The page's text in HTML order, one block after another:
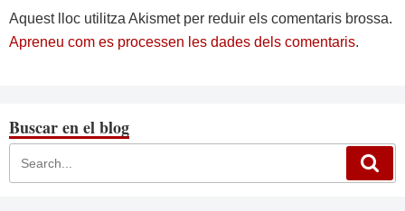
Aquest lloc utilitza Akismet per reduir els comentaris brossa.
Apreneu com es processen les dades dels comentaris.
Buscar en el blog